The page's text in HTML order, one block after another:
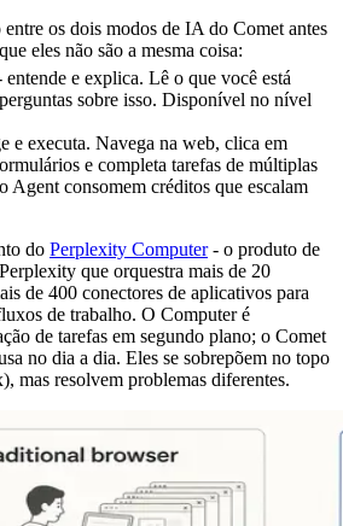
os dois modos de IA do Comet antes
eles não são a mesma coisa:
entende e explica. Lê o que você está
sobre isso. Disponível no nível
e executa. Navega na web, clica em
e completa tarefas de múltiplas
Agent consomem créditos que escalam
do Perplexity Computer- o produto de
que orquestra mais de 20
de 400 conectores de aplicativos para
de trabalho. O Computer é
de tarefas em segundo plano; o Comet
no dia a dia. Eles se sobrepõem no topo
mas resolvem problemas diferentes.